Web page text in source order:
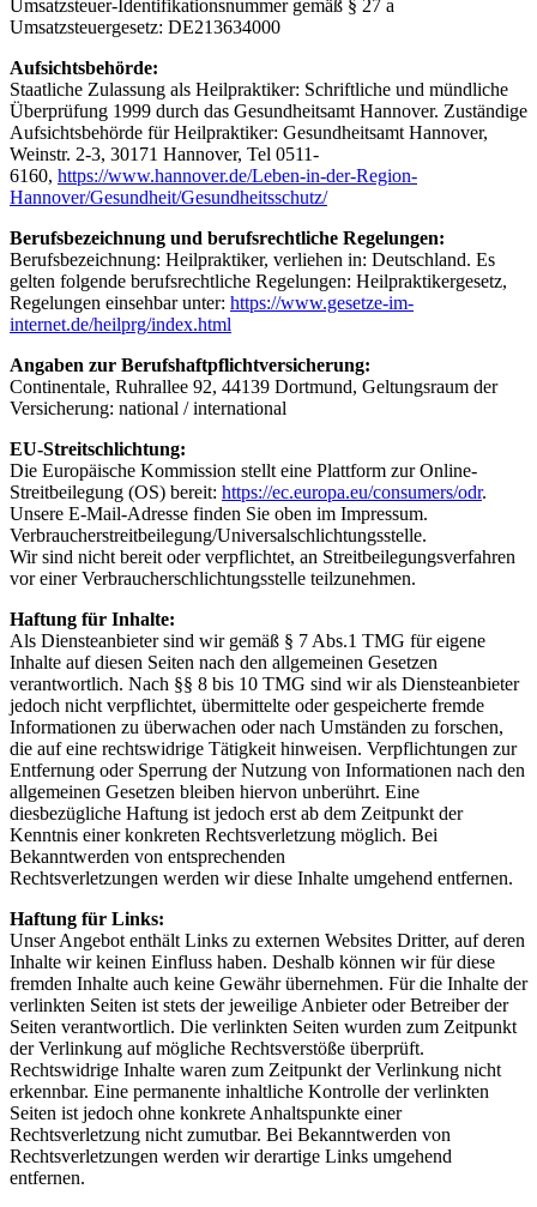
Umsatzsteuer-Identifikationsnummer gemäß § 27 a
Umsatzsteuergesetz: DE213634000
Aufsichtsbehörde:
Staatliche Zulassung als Heilpraktiker: Schriftliche und mündliche
Überprüfung 1999 durch das Gesundheitsamt Hannover. Zuständige
Aufsichtsbehörde für Heilpraktiker: Gesundheitsamt Hannover,
Weinstr. 2-3, 30171 Hannover, Tel 0511-
6160, https://www.hannover.de/Leben-in-der-Region-
Hannover/Gesundheit/Gesundheitsschutz/
Berufsbezeichnung und berufsrechtliche Regelungen:
Berufsbezeichnung: Heilpraktiker, verliehen in: Deutschland. Es
gelten folgende berufsrechtliche Regelungen: Heilpraktikergesetz,
Regelungen einsehbar unter: https://www.gesetze-im-
internet.de/heilprg/index.html
Angaben zur Berufshaftpflichtversicherung:
Continentale, Ruhrallee 92, 44139 Dortmund, Geltungsraum der
Versicherung: national / international
EU-Streitschlichtung:
Die Europäische Kommission stellt eine Plattform zur Online-
Streitbeilegung (OS) bereit: https://ec.europa.eu/consumers/odr.
Unsere E-Mail-Adresse finden Sie oben im Impressum.
Verbraucherstreitbeilegung/Universalschlichtungsstelle.
Wir sind nicht bereit oder verpflichtet, an Streitbeilegungsverfahren
vor einer Verbraucherschlichtungsstelle teilzunehmen.
Haftung für Inhalte:
Als Diensteanbieter sind wir gemäß § 7 Abs.1 TMG für eigene
Inhalte auf diesen Seiten nach den allgemeinen Gesetzen
verantwortlich. Nach §§ 8 bis 10 TMG sind wir als Diensteanbieter
jedoch nicht verpflichtet, übermittelte oder gespeicherte fremde
Informationen zu überwachen oder nach Umständen zu forschen,
die auf eine rechtswidrige Tätigkeit hinweisen. Verpflichtungen zur
Entfernung oder Sperrung der Nutzung von Informationen nach den
allgemeinen Gesetzen bleiben hiervon unberührt. Eine
diesbezügliche Haftung ist jedoch erst ab dem Zeitpunkt der
Kenntnis einer konkreten Rechtsverletzung möglich. Bei
Bekanntwerden von entsprechenden
Rechtsverletzungen werden wir diese Inhalte umgehend entfernen.
Haftung für Links:
Unser Angebot enthält Links zu externen Websites Dritter, auf deren
Inhalte wir keinen Einfluss haben. Deshalb können wir für diese
fremden Inhalte auch keine Gewähr übernehmen. Für die Inhalte der
verlinkten Seiten ist stets der jeweilige Anbieter oder Betreiber der
Seiten verantwortlich. Die verlinkten Seiten wurden zum Zeitpunkt
der Verlinkung auf mögliche Rechtsverstöße überprüft.
Rechtswidrige Inhalte waren zum Zeitpunkt der Verlinkung nicht
erkennbar. Eine permanente inhaltliche Kontrolle der verlinkten
Seiten ist jedoch ohne konkrete Anhaltspunkte einer
Rechtsverletzung nicht zumutbar. Bei Bekanntwerden von
Rechtsverletzungen werden wir derartige Links umgehend
entfernen.